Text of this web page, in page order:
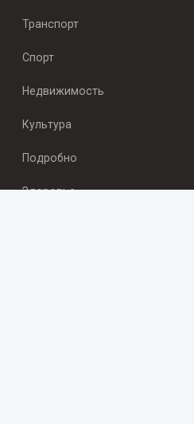
Транспорт
Спорт
Недвижимость
Культура
Подробно
Здоровье